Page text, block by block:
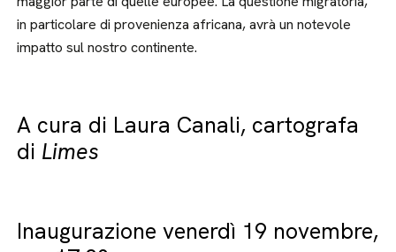
in particolare di provenienza africana, avrà un notevole
impatto sul nostro continente.
A cura di Laura Canali, cartografa
di Limes
Inaugurazione venerdì 19 novembre,